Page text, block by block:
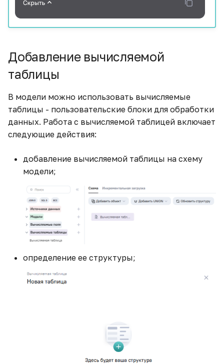
Добавление вычисляемой
таблицы
В модели можно использовать вычисляемые
таблицы - пользовательские блоки для обработки
данных. Работа с вычисляемой таблицей включает
следующие действия:
добавление вычисляемой таблицы на схему
модели;
определение ее структуры;